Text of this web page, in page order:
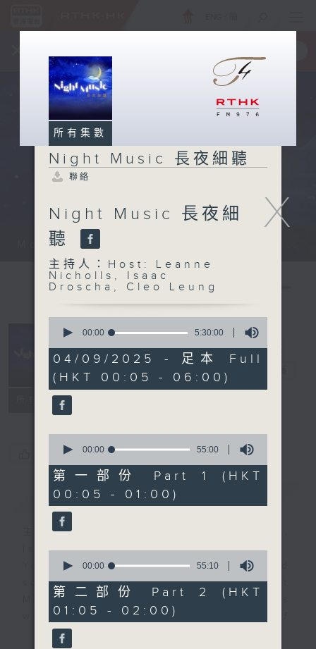
一手掌握 RTHK 電台、電視節目
Monday - Sunday 星期一至日 12am...
所有集數
Night Music
長夜細聽
您喜歡這個節目嗎?
簡介 GIST
主持人：Host: Leanne Nicholls,
Isaac Droscha, Cleo Leung
You will find many soft pieces and
some Chinese works in Night
Music. Friday and Saturday nights
will begin with two hours of
enjoyable jazz music.
X
所有集數
Night Music 長夜細聽
聯絡
Night Music 長夜細
聽
主持人：Host: Leanne
Nicholls, Isaac
Droscha, Cleo Leung
seconds
5
hours,
30
minutes,
0
seconds
00:00 5:30:00
04/09/2025 - 足本 Full
(HKT 00:05 - 06:00)
seconds
55
minutes,
0
seconds
00:00 55:00
第一部份 Part 1 (HKT
00:05 - 01:00)
seconds
55
minutes,
10
seconds
00:00 55:10
第二部份 Part 2 (HKT
01:05 - 02:00)